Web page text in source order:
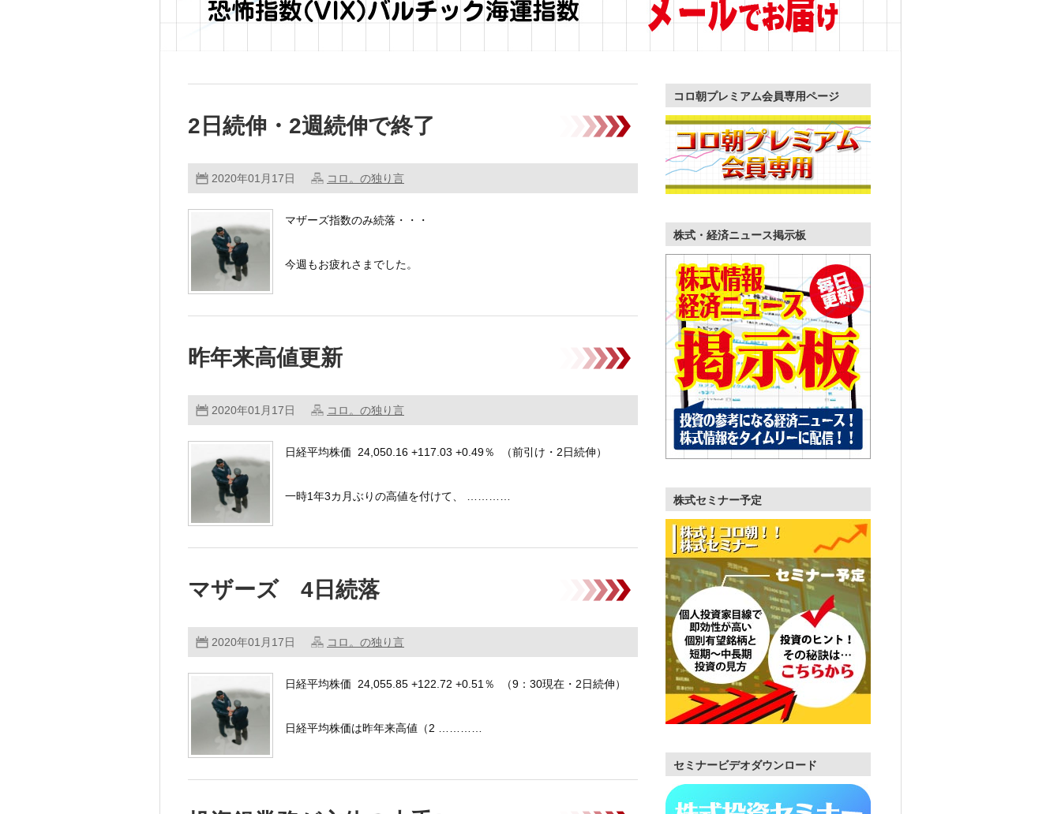
2日続伸・2週続伸で終了
2020年01月17日 コロ。の独り言
マザーズ指数のみ続落・・・
今週もお疲れさまでした。
昨年来高値更新
2020年01月17日 コロ。の独り言
日経平均株価 24,050.16 +117.03 +0.49％ （前引け・2日続伸）
一時1年3カ月ぶりの高値を付けて、 …………
マザーズ 4日続落
2020年01月17日 コロ。の独り言
日経平均株価 24,055.85 +122.72 +0.51％ （9：30現在・2日続伸）
日経平均株価は昨年来高値（2 …………
コロ朝プレミアム会員専用ページ
株式・経済ニュース掲示板
株式セミナー予定
セミナービデオダウンロード